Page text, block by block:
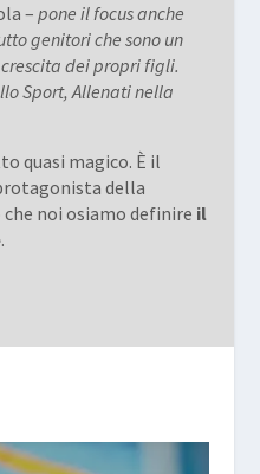
– pone il focus anche
genitori che sono un
dei propri figli.
Sport, Allenati nella
quasi magico. È il
della
noi osiamo definire il
.